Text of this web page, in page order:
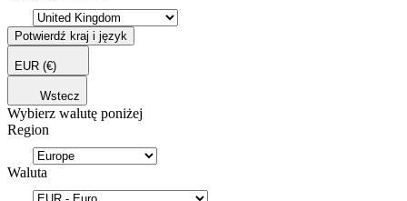
Potwierdź kraj i język
EUR (€)
Wstecz
Wybierz walutę poniżej
Region
Waluta